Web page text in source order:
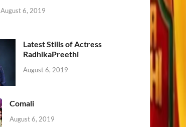
August 6, 2019
Latest Stills of Actress
RadhikaPreethi
August 6, 2019
Comali
August 6, 2019